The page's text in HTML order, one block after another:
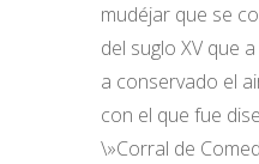
mudéjar que se
del suglo XV que
a conservado el
con el que fue
\»Corral de